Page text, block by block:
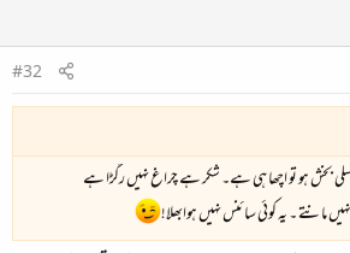
#32
تسلی بخش ہو تو اچھا ہی ہے۔ شکر ہے چراغ نہیں رگڑا ہے
مانتے ۔ یہ کوئی سائنس نہیں ہوابھلا!